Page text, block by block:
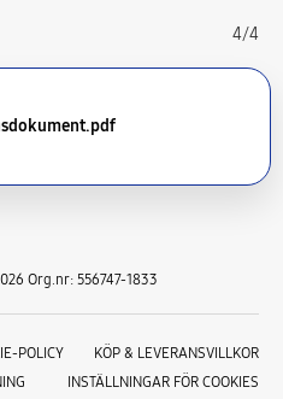
4/4
Org.nr: 556747-1833
POLICY
KÖP & LEVERANSVILLKOR
INSTÄLLNINGAR FÖR COOKIES